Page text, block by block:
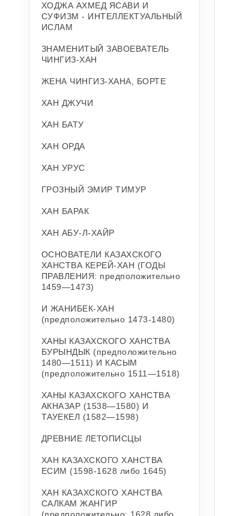
ХОДЖА АХМЕД ЯСАВИ И
СУФИЗМ - ИНТЕЛЛЕКТУАЛЬНЫЙ
ИСЛАМ
ЗНАМЕНИТЫЙ ЗАВОЕВАТЕЛЬ
ЧИНГИЗ-ХАН
ЖЕНА ЧИНГИЗ-ХАНА, БОРТЕ
ХАН ДЖУЧИ
ХАН БАТУ
ХАН ОРДА
ХАН УРУС
ГРОЗНЫЙ ЭМИР ТИМУР
ХАН БАРАК
ХАН АБУ-Л-ХАЙР
ОСНОВАТЕЛИ КАЗАХСКОГО
ХАНСТВА КЕРЕЙ-ХАН (ГОДЫ
ПРАВЛЕНИЯ: предположительно
1459—1473)
И ЖАНИБЕК-ХАН
(предположительно 1473-1480)
ХАНЫ КАЗАХСКОГО ХАНСТВА
БУРЫНДЫК (предположительно
1480—1511) И КАСЫМ
(предположительно 1511—1518)
ХАНЫ КАЗАХСКОГО ХАНСТВА
АКНАЗАР (1538—1580) И
ТАУЕКЕЛ (1582—1598)
ДРЕВНИЕ ЛЕТОПИСЦЫ
ХАН КАЗАХСКОГО ХАНСТВА
ЕСИМ (1598-1628 либо 1645)
ХАН КАЗАХСКОГО ХАНСТВА
САЛКАМ ЖАНГИР